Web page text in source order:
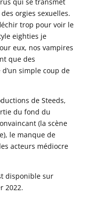
orgies sexuelles.
trop pour voir le
eighties je
eux, nos vampires
que des
simple coup de
de Steeds,
du fond du
(la scène
le manque de
acteurs médiocre
disponible sur
2022.